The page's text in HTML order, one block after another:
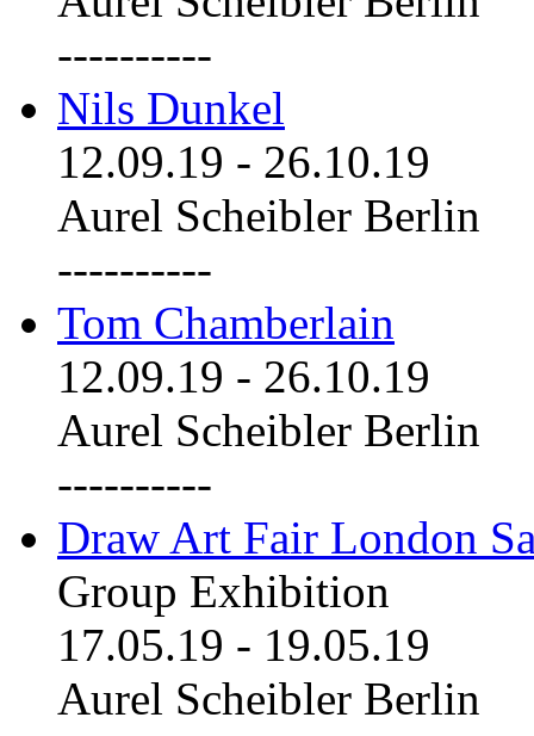
----------
Nils Dunkel
12.09.19 - 26.10.19
Aurel Scheibler Berlin
----------
Tom Chamberlain
12.09.19 - 26.10.19
Aurel Scheibler Berlin
----------
Draw Art Fair London
Group Exhibition
17.05.19 - 19.05.19
Aurel Scheibler Berlin